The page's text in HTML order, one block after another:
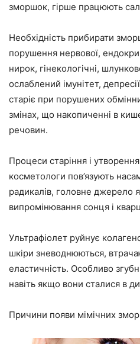
зморшок, гірше працюють
Необхідність прибирати
порушення нервової,
нирок, гінекологічні,
ослаблений імунітет,
старіє при порушених
змінах, що накопиченні в
речовин.
Процеси старіння і
косметологи пов’язують
радикалів, головне джерело
випромінювання сонця і
Ультрафіолет руйнує
шкіри зневоднюються,
еластичність. Особливо
навіть якщо вони сталися в
Причини появи мімічних